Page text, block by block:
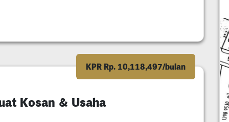
KPR Rp. 10,118,497/bulan
Kosan & Usaha